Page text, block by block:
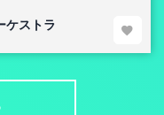
ケストラ